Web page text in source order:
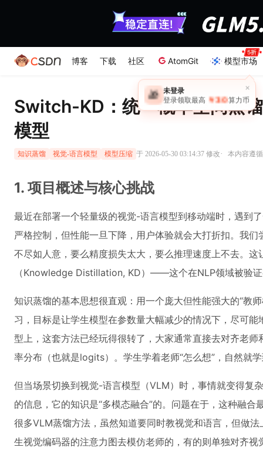
博客 下载 社区 AtomGit 模型市场
×
🎁 未登录
登录领取最高 ￥30 算力币
Switch-KD：统一概率空间蒸
模型
知识蒸馏 视觉-语言模型 模型压缩 于 2026-05-30 03:14:37 修改· 本内容遵
1. 项目概述与核心挑战
最近在部署一个轻量级的视觉-语言模型到移动端时，遇到
严格控制，但性能一旦下降，用户体验就会大打折扣。我
不尽如人意，要么精度损失太大，要么推理速度上不去。
（Knowledge Distillation, KD）——这个在NLP领域被验证
知识蒸馏的基本思想很直观：用一个庞大但性能强大的“教
习，目标是让学生模型在参数量大幅减少的情况下，尽可
型上，这套方法已经玩得很转了，大家通常直接去对齐老
率分布（也就是logits）。学生学着老师“怎么想”，自然就
但当场景切换到视觉-语言模型（VLM）时，事情就变得复
的信息，它的知识是“多模态融合”的。问题在于，这种融
很多VLM蒸馏方法，虽然知道要同时教视觉和语言，但做
生视觉编码器的注意力图去模仿老师的，有的则单独对齐